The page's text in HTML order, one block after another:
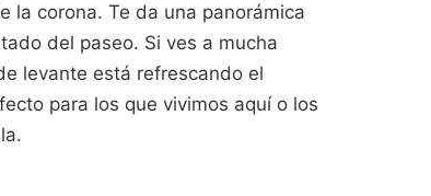
la corona. Te da una panorámica
del paseo. Si ves a mucha
levante está refrescando el
para los que vivimos aquí o los